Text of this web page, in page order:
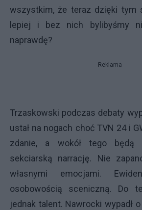
wszystkim, że teraz dzięki tym
lepiej i bez nich bylibyśmy
naprawdę?
Reklama
Trzaskowski podczas debaty
ustał na nogach choć TVN 24 i
zdanie, a wokół tego będą
sekciarską narrację. Nie
własnymi emocjami.
osobowością sceniczną. Do
jednak talent. Nawrocki wypadł